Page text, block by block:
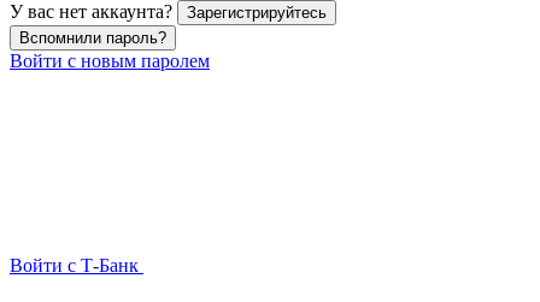
У вас нет аккаунта?
Зарегистрируйтесь
Вспомнили пароль?
Войти с новым паролем
Войти с Т-Банк